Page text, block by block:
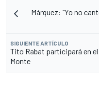
Márquez: “Yo no
SIGUIENTE ARTÍCULO
Tito Rabat participará en
Monte